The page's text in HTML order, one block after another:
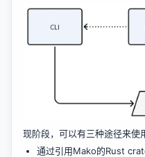
现阶段，可以有三种途径来使
通过引用Mako的Rust